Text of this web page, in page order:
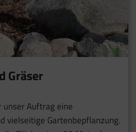
Gräser
unser Auftrag eine
vielseitige Gartenbepflanzung.